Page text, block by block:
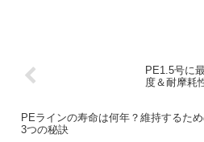
仕掛け選
方を少し
PE1.5号に
度＆耐摩耗
PEラインの寿命は何年？維持するた
3つの秘訣